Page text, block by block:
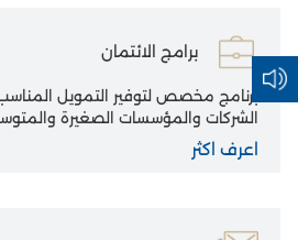
برامج الائتمان
برنامج مخصص لتوفير التمويل
الشركات والمؤسسات الصغيرة
اعرف اكثر